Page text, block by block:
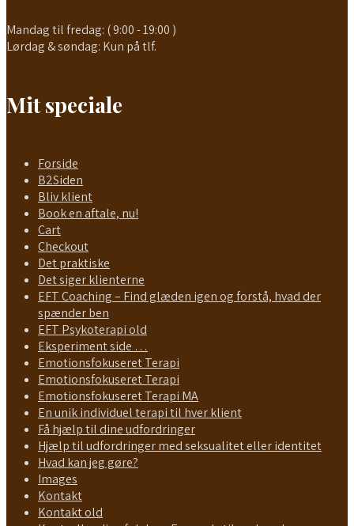
Mandag til fredag: ( 9:00 - 19:00 )
Lørdag & søndag: Kun på tlf.
Mit speciale
Forside
B2Siden
Bliv klient
Book en aftale, nu!
Cart
Checkout
Det praktiske
Det siger klienterne
EFT Coaching – Find glæden igen og forstå, hvad der
spænder ben
EFT Psykoterapi old
Eksperiment side …
Emotionsfokuseret Terapi
Emotionsfokuseret Terapi
Emotionsfokuseret Terapi MA
En unik individuel terapi til hver klient
Få hjælp til dine udfordringer
Hjælp til udfordringer med seksualitet eller identitet
Hvad kan jeg gøre?
Images
Kontakt
Kontakt old